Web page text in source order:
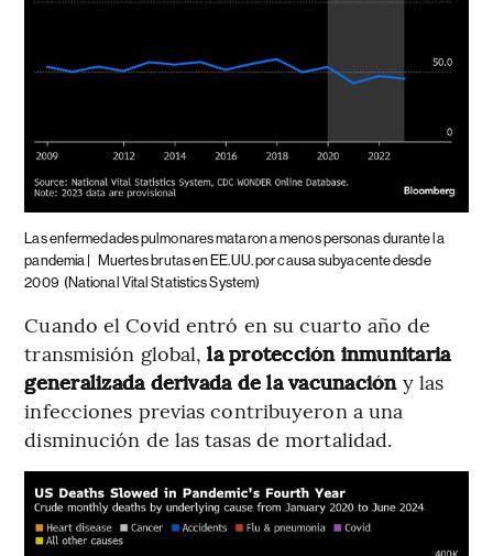
Las enfermedades pulmonares mataron a menos personas durante la
pandemia | Muertes brutas en EE.UU. por causa subyacente desde
2009 (National Vital Statistics System)
Cuando el Covid entró en su cuarto año de
transmisión global,la protección inmunitaria
generalizada derivada de la vacunacióny las
infecciones previas contribuyeron a una
disminución de las tasas de mortalidad.